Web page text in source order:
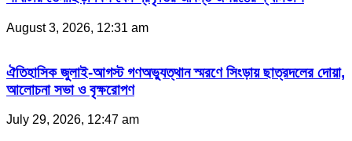
August 3, 2026, 12:31 am
ঐতিহাসিক জুলাই-আগস্ট গণঅভ্যুত্থান স্মরণে সিংড়ায় ছাত্রদলের দোয়া,
আলোচনা সভা ও বৃক্ষরোপণ
July 29, 2026, 12:47 am